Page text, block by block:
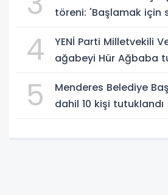
töreni: 'Başlamak için
4
YENİ Parti Milletvekili
ağabeyi Hür Ağbaba
5
Menderes Belediye
dahil 10 kişi tutuklandı